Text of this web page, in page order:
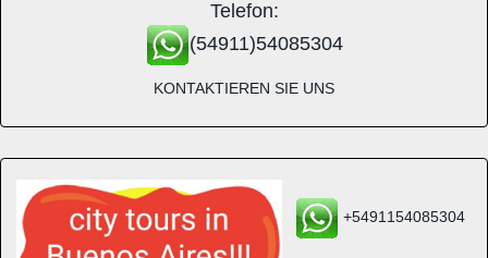
Telefon:
(54911)54085304
KONTAKTIEREN SIE UNS
+5491154085304